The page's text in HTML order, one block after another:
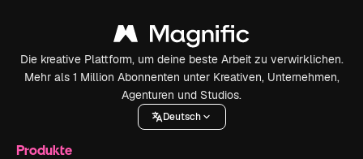
Die kreative Plattform, um deine beste Arbeit zu verwirklichen.
Mehr als 1 Million Abonnenten unter Kreativen, Unternehmen,
Agenturen und Studios.
Deutsch
Produkte